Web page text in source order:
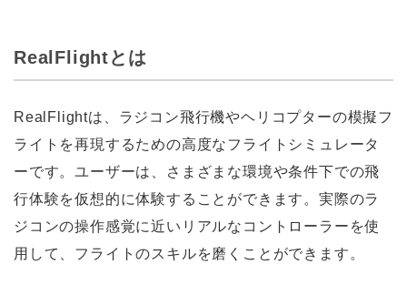
RealFlightとは
RealFlightは、ラジコン飛行機やヘリコプターの模擬フ
ライトを再現するための高度なフライトシミュレータ
ーです。ユーザーは、さまざまな環境や条件下での飛
行体験を仮想的に体験することができます。実際のラ
ジコンの操作感覚に近いリアルなコントローラーを使
用して、フライトのスキルを磨くことができます。